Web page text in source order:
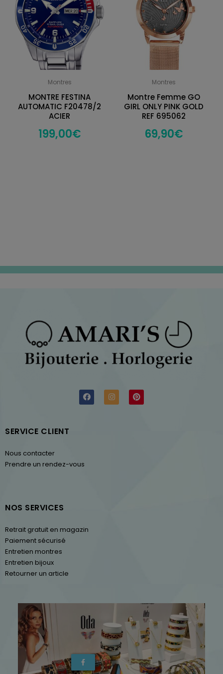
Montres
MONTRE FESTINA
AUTOMATIC F20478/2
ACIER
199,00€
Montres
Montre Femme GO
GIRL ONLY PINK GOLD
REF 695062
69,90€
SERVICE CLIENT
Nous contacter
Prendre un rendez-vous
NOS SERVICES
Retrait gratuit en magazin
Paiement sécurisé
Entretien montres
Entretien bijoux
Retourner un article